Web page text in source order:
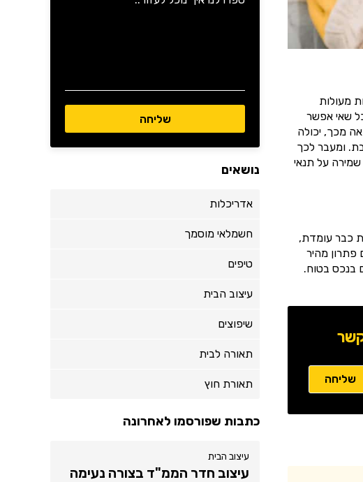
מעולות
שאי אפשר
מכך, יכולה
ומעבר לכך
על תנאי
כבר עומדת,
פתרון מהיר
בנכס בטוח.
נושאים
אדריכלות
חשמלאי מוסמך
טיפים
עיצוב הבית
שיפוצים
תאורה לבית
תאורת חוץ
כתבות שפורסמו לאחרונה
עיצוב הבית
עיצוב חדר הממ"ד בצורה נעימה